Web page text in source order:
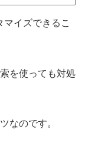
イズできるこ
を使っても対処
なのです。